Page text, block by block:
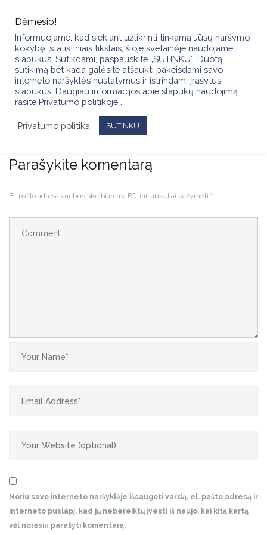
content
VYRIŠKO KONKURSO „FULL FASHION 2025“ LAIMĖTOJAI
Parašykite komentarą
El. pašto adresas nebus skelbiamas. Būtini laukeliai pažymėti *
Noriu savo interneto naršyklėje išsaugoti vardą, el. pašto adresą ir
interneto puslapį, kad jų nebereiktų įvesti iš naujo, kai kitą kartą
vėl norėsiu parašyti komentarą.
Dėmesio!
Informuojame, kad siekiant užtikrinti tinkamą Jūsų naršymo
kokybę, statistiniais tikslais, šioje svetainėje naudojame
slapukus. Sutikdami, paspauskite „SUTINKU“. Duotą
sutikimą bet kada galėsite atšaukti pakeisdami savo
interneto naršyklės nustatymus ir ištrindami įrašytus
slapukus. Daugiau informacijos apie slapukų naudojimą
rasite Privatumo politikoje .
Privatumo politika SUTINKU